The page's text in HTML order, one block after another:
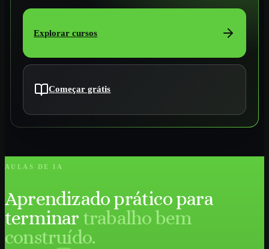
Explorar cursos
Começar grátis
AULAS DE IA
Aprendizado prático para
terminar trabalho bem
construído.